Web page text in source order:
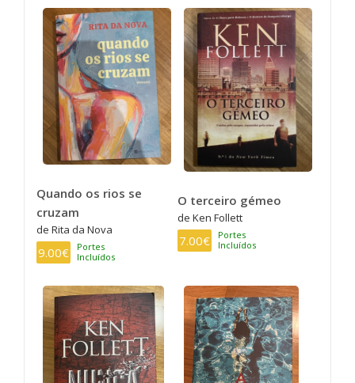
Quando os rios se
cruzam
de Rita da Nova
9.00€
Portes
Incluídos
O terceiro gémeo
de Ken Follett
7.00€
Portes
Incluídos